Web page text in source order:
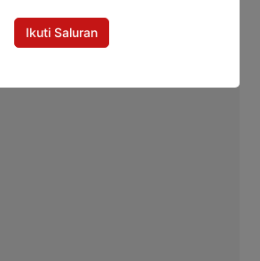
Ikuti Saluran